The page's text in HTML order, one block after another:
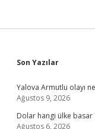
Sidebar
Son Yazılar
Yalova Armutlu olayı
Ağustos 9, 2026
Dolar hangi ülke basar
Ağustos 6, 2026